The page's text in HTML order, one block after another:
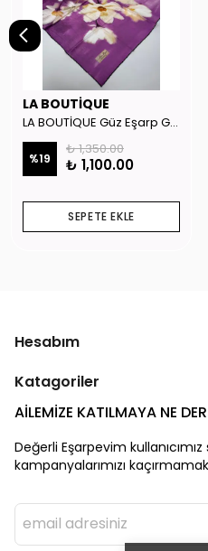
LA BOUTİQUE
LA BOUTİQUE Güz Eşarp GYSE262908
%19
₺ 1,350.00
₺ 1,100.00
SEPETE EKLE
Hesabım
Katagoriler
AİLEMİZE KATILMAYA NE
Değerli Eşarpevim
kampanyalarımızı